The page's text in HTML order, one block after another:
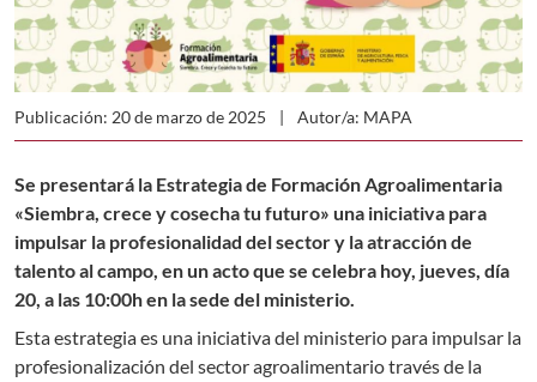
Publicación: 20 de marzo de 2025 Autor/a: MAPA
Se presentará la Estrategia de Formación Agroalimentaria
«Siembra, crece y cosecha tu futuro» una iniciativa para
impulsar la profesionalidad del sector y la atracción de
talento al campo, en un acto que se celebra hoy, jueves, día
20, a las 10:00h en la sede del ministerio.
Esta estrategia es una iniciativa del ministerio para impulsar la
profesionalización del sector agroalimentario través de la